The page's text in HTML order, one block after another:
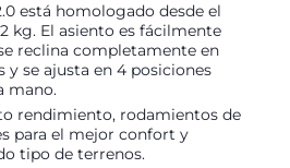
está homologado desde el
kg. El asiento es fácilmente
reclina completamente en
y se ajusta en 4 posiciones
mano.
rendimiento, rodamientos de
para el mejor confort y
tipo de terrenos.